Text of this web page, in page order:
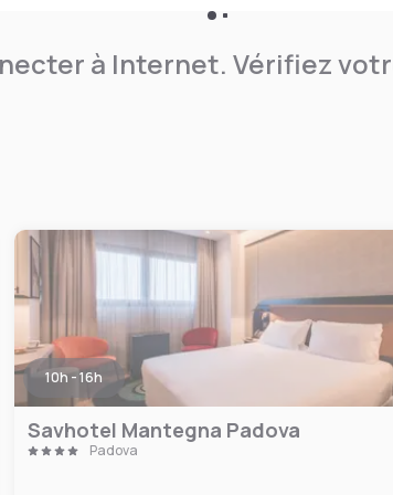
à Internet. Vérifiez
10h - 16h
Savhotel Mantegna Padova
Padova